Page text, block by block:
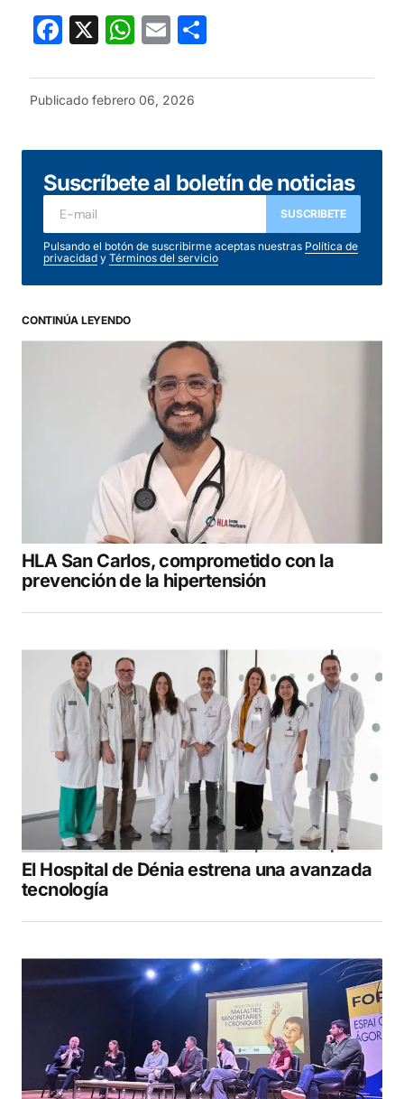
Facebook
X WhatsApp
Email
Publicado febrero 06, 2026
Suscríbete al boletín de noticias
SUSCRIBETE
Pulsando el botón de suscribirme aceptas nuestras Política de
privacidad y Términos del servicio
CONTINÚA LEYENDO
HLA San Carlos, comprometido con la
prevención de la hipertensión
El Hospital de Dénia estrena una avanzada
tecnología